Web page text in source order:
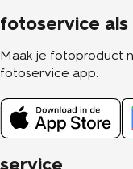
service
fotoservice als
Maak je fotoproduct
fotoservice app.